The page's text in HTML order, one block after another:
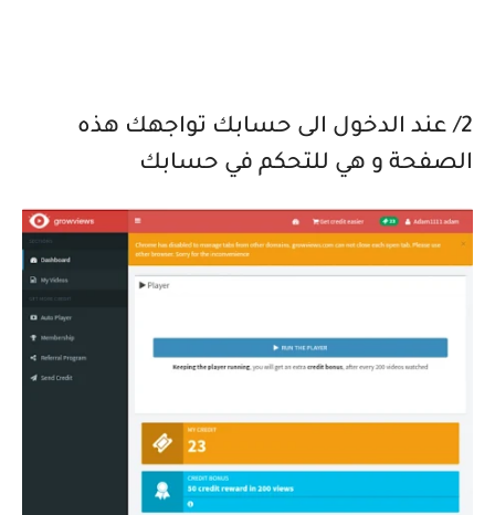
2/ عند الدخول الى حسابك تواجهك هذه
الصفحة و هي للتحكم في حسابك